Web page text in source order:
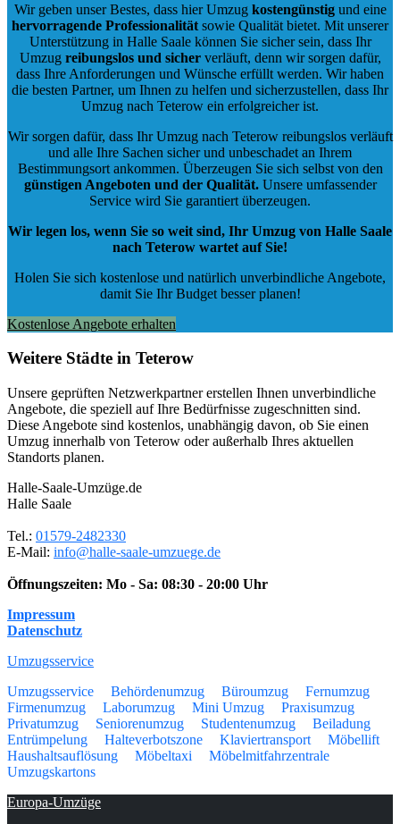
Wir geben unser Bestes, dass hier Umzug kostengünstigund eine
hervorragende Professionalität sowie Qualität bietet. Mit unserer
Unterstützung in Halle Saale können Sie sicher sein, dass Ihr
Umzug reibungslos und sicherverläuft, denn wir sorgen dafür,
dass Ihre Anforderungen und Wünsche erfüllt werden. Wir haben
die besten Partner, um Ihnen zu helfen und sicherzustellen, dass Ihr
Umzug nach Teterow ein erfolgreicher ist.
Wir sorgen dafür, dass Ihr Umzug nach Teterow reibungslos verläuft
und alle Ihre Sachen sicher und unbeschadet an Ihrem
Bestimmungsort ankommen. Überzeugen Sie sich selbst von den
günstigen Angeboten und der Qualität.Unsere umfassender
Service wird Sie garantiert überzeugen.
Wir legen los, wenn Sie so weit sind, Ihr Umzug von Halle Saale
nach Teterow wartet auf Sie!
Holen Sie sich kostenlose und natürlich unverbindliche Angebote,
damit Sie Ihr Budget besser planen!
Kostenlose Angebote erhalten
Weitere Städte in Teterow
Unsere geprüften Netzwerkpartner erstellen Ihnen unverbindliche
Angebote, die speziell auf Ihre Bedürfnisse zugeschnitten sind.
Diese Angebote sind kostenlos, unabhängig davon, ob Sie einen
Umzug innerhalb von Teterow oder außerhalb Ihres aktuellen
Standorts planen.
Halle-Saale-Umzüge.de
Halle Saale
Tel.: 01579-2482330
E-Mail: info@halle-saale-umzuege.de
Öffnungszeiten: Mo - Sa: 08:30 - 20:00 Uhr
Impressum
Datenschutz
Umzugsservice
Umzugsservice
Behördenumzug Büroumzug
Fernumzug
Firmenumzug
Laborumzug Mini Umzug
Praxisumzug
Privatumzug
Seniorenumzug Studentenumzug
Beiladung
Entrümpelung
Halteverbotszone Klaviertransport
Möbellift
Haushaltsauflösung
Möbeltaxi
Möbelmitfahrzentrale
Umzugskartons
Europa-Umzüge